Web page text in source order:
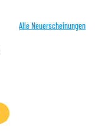
Alle Neuerscheinungen